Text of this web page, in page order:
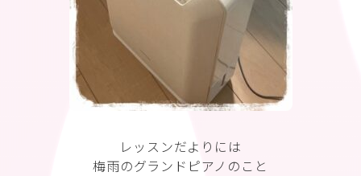
レッスンだよりには
梅雨のグランドピアノのこと